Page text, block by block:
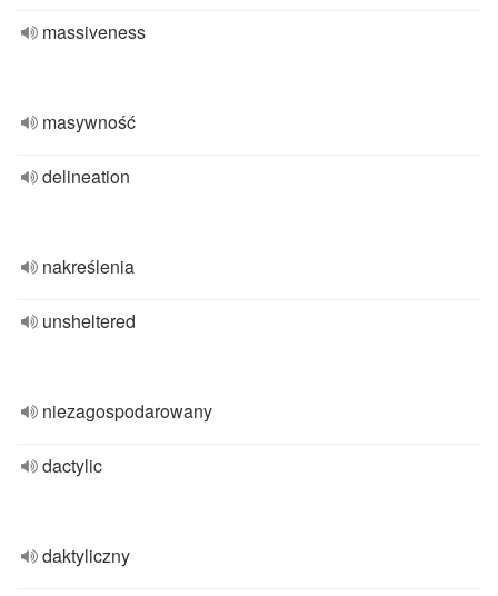
massiveness
masywność
delineation
nakreślenia
unsheltered
niezagospodarowany
dactylic
daktyliczny